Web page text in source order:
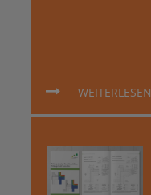
WEITERLESEN